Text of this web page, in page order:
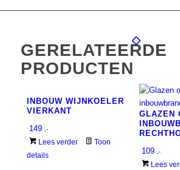
GERELATEERDE
PRODUCTEN
INBOUW WIJNKOELER
VIERKANT
149
,-
Lees verder
Toon
details
GLAZEN
109
,-
Lees